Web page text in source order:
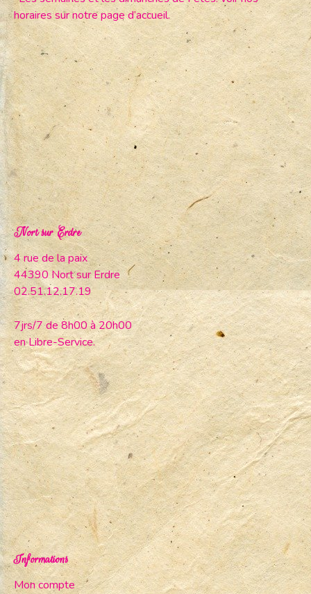
horaires sur notre page d’accueil.
Nort sur Erdre
4 rue de la paix
44390 Nort sur Erdre
02.51.12.17.19
7jrs/7 de 8h00 à 20h00
en Libre-Service.
Informations
Mon compte